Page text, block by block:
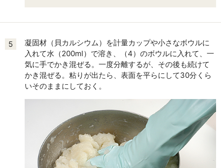
5
凝固材（貝カルシウム）を計量カップや小さなボウルに
入れて水（200ml）で溶き、（4）のボウルに入れて、一
気に手でかき混ぜる。一度分離するが、その後も続けて
かき混ぜる。粘りが出たら、表面を平らにして30分くら
いそのままにしておく。